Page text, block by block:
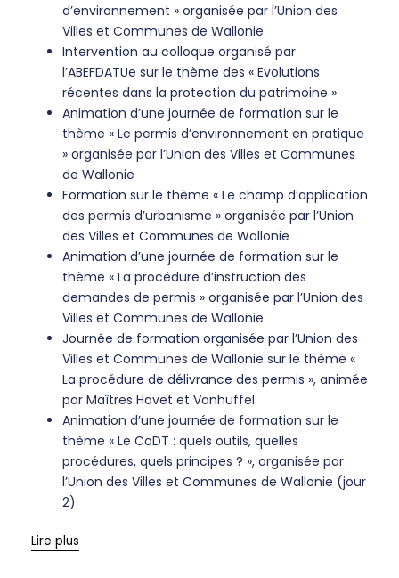
d’environnement » organisée par l’Union des
Villes et Communes de Wallonie
Intervention au colloque organisé par
l’ABEFDATUe sur le thème des « Evolutions
récentes dans la protection du patrimoine »
Animation d’une journée de formation sur le
thème « Le permis d’environnement en pratique
» organisée par l’Union des Villes et Communes
de Wallonie
Formation sur le thème « Le champ d’application
des permis d’urbanisme » organisée par l’Union
des Villes et Communes de Wallonie
Animation d’une journée de formation sur le
thème « La procédure d’instruction des
demandes de permis » organisée par l’Union des
Villes et Communes de Wallonie
Journée de formation organisée par l’Union des
Villes et Communes de Wallonie sur le thème «
La procédure de délivrance des permis », animée
par Maîtres Havet et Vanhuffel
Animation d’une journée de formation sur le
thème « Le CoDT : quels outils, quelles
procédures, quels principes ? », organisée par
l’Union des Villes et Communes de Wallonie (jour
2)
Lire plus